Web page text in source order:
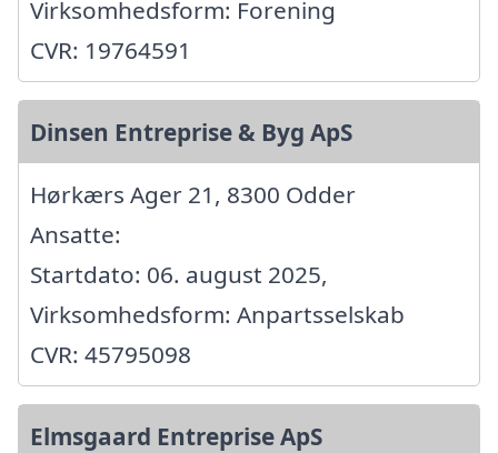
Virksomhedsform: Forening
CVR: 19764591
Dinsen Entreprise & Byg ApS
Hørkærs Ager 21, 8300 Odder
Ansatte:
Startdato: 06. august 2025,
Virksomhedsform: Anpartsselskab
CVR: 45795098
Elmsgaard Entreprise ApS